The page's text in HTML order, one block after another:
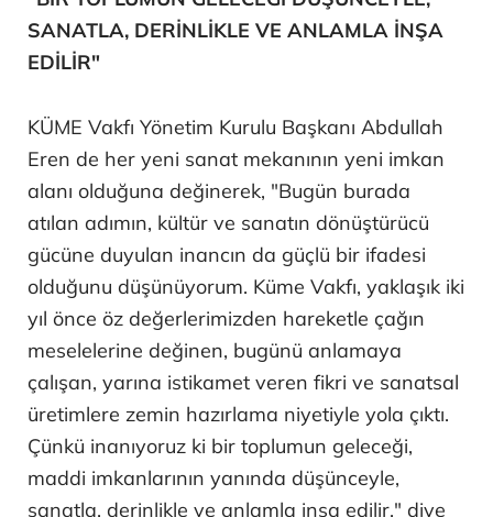
SANATLA, DERİNLİKLE VE ANLAMLA İNŞA
EDİLİR"
KÜME Vakfı Yönetim Kurulu Başkanı Abdullah
Eren de her yeni sanat mekanının yeni imkan
alanı olduğuna değinerek, "Bugün burada
atılan adımın, kültür ve sanatın dönüştürücü
gücüne duyulan inancın da güçlü bir ifadesi
olduğunu düşünüyorum. Küme Vakfı, yaklaşık iki
yıl önce öz değerlerimizden hareketle çağın
meselelerine değinen, bugünü anlamaya
çalışan, yarına istikamet veren fikri ve sanatsal
üretimlere zemin hazırlama niyetiyle yola çıktı.
Çünkü inanıyoruz ki bir toplumun geleceği,
maddi imkanlarının yanında düşünceyle,
sanatla, derinlikle ve anlamla inşa edilir." diye